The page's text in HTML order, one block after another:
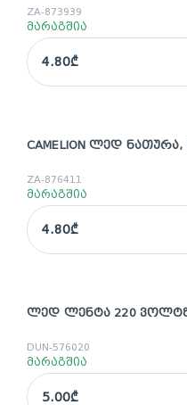
ZA-873939
მარაგშია
4.80₾
CAMELION ᲚᲔᲓ ᲜᲐᲗᲣᲠᲐ,
ZA-876411
მარაგშია
4.80₾
ᲚᲔᲓ ᲚᲔᲜᲢᲐ 220
DUN-576020
მარაგშია
5.00₾